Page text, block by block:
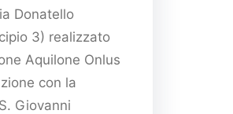
Donatello
3) realizzato
Aquilone Onlus
con la
Giovanni